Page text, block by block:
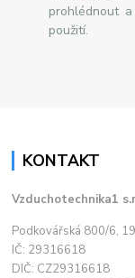
prohlédnout
použití.
KONTAKT
Vzduchotechnika1
Podkovářská 800/6,
IČ: 29316618
DIČ: CZ29316618